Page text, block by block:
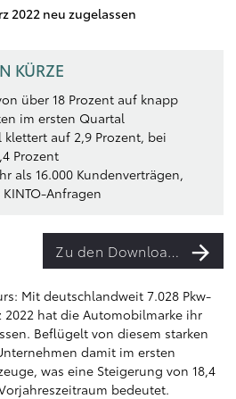
2022 neu zugelassen
KÜRZE
über 18 Prozent auf knapp
im ersten Quartal
auf 2,9 Prozent, bei
Prozent
als 16.000 Kundenverträgen,
Anfragen
Zu den Downloads
Mit deutschlandweit 7.028 Pkw-
2022 hat die Automobilmarke ihr
Beflügelt von diesem starken
damit im ersten
was eine Steigerung von 18,4
bedeutet.